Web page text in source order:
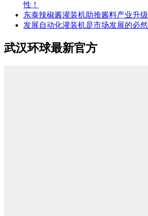
性！
东泰辣椒酱灌装机助推酱料产业升级
发展自动化灌装机是市场发展的必然
武汉环球最新官方